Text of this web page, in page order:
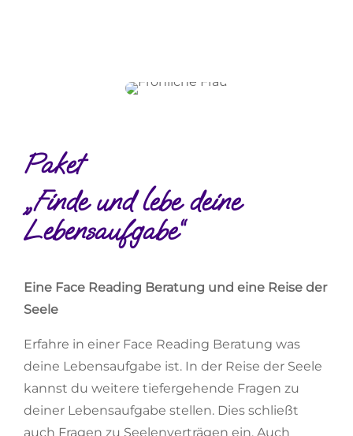
Paket
„Finde und lebe deine
Lebensaufgabe“
Eine Face Reading Beratung und eine Reise der
Seele
Erfahre in einer Face Reading Beratung was
deine Lebensaufgabe ist. In der Reise der Seele
kannst du weitere tiefergehende Fragen zu
deiner Lebensaufgabe stellen. Dies schließt
auch Fragen zu Seelenverträgen ein. Auch